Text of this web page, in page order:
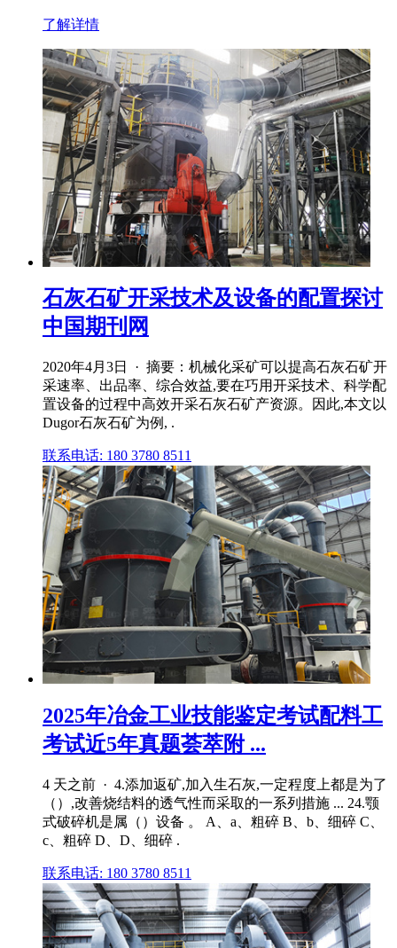
了解详情
石灰石矿开采技术及设备的配置探讨
中国期刊网
2020年4月3日 · 摘要：机械化采矿可以提高石灰石矿开
采速率、出品率、综合效益,要在巧用开采技术、科学配
置设备的过程中高效开采石灰石矿产资源。因此,本文以
Dugor石灰石矿为例, .
联系电话: 180 3780 8511
2025年冶金工业技能鉴定考试配料工
考试近5年真题荟萃附 ...
4 天之前 · 4.添加返矿,加入生石灰,一定程度上都是为了
（）,改善烧结料的透气性而采取的一系列措施 ... 24.颚
式破碎机是属（）设备 。 A、a、粗碎 B、b、细碎 C、
c、粗碎 D、D、细碎 .
联系电话: 180 3780 8511